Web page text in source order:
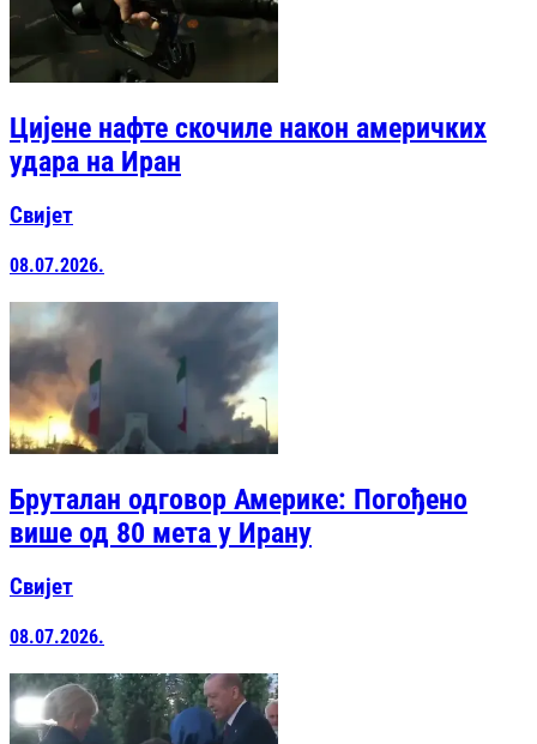
Цијене нафте скочиле након америчких
удара на Иран
Свијет
08.07.2026.
Бруталан одговор Америке: Погођено
више од 80 мета у Ирану
Свијет
08.07.2026.